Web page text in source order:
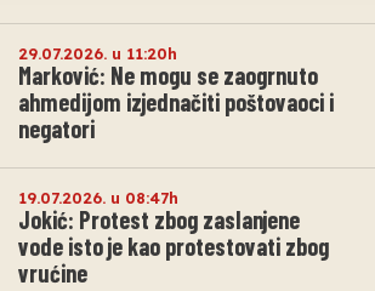
29.07.2026. u 11:20h
Marković: Ne mogu se zaogrnuto
ahmedijom izjednačiti poštovaoci i
negatori
19.07.2026. u 08:47h
Jokić: Protest zbog zaslanjene
vode isto je kao protestovati zbog
vrućine